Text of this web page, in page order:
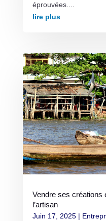
éprouvées....
lire plus
Vendre ses créations
l’artisan
Juin 17, 2025|